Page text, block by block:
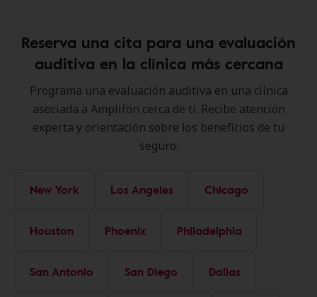
Reserva una cita para una evaluación
auditiva en la clínica más cercana
Programa una evaluación auditiva en una clínica
asociada a Amplifon cerca de ti. Recibe atención
experta y orientación sobre los beneficios de tu
seguro.
New York Los Angeles Chicago
Houston Phoenix Philadelphia
San Antonio San Diego Dallas